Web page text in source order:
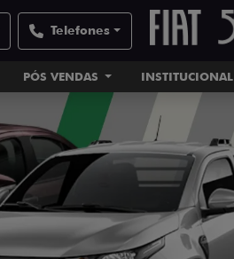
Telefones
PÓS VENDAS INSTITUCIONAL